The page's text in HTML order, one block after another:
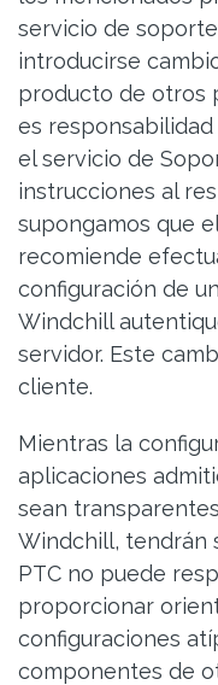
servicio de
introducirse
producto de otros
es
el servicio de
instrucciones al
supongamos que
recomiende
configuración de
Windchill
servidor. Este
cliente.
Mientras la
aplicaciones
sean
Windchill, tendrán
PTC no puede
proporcionar
configuraciones
componentes de